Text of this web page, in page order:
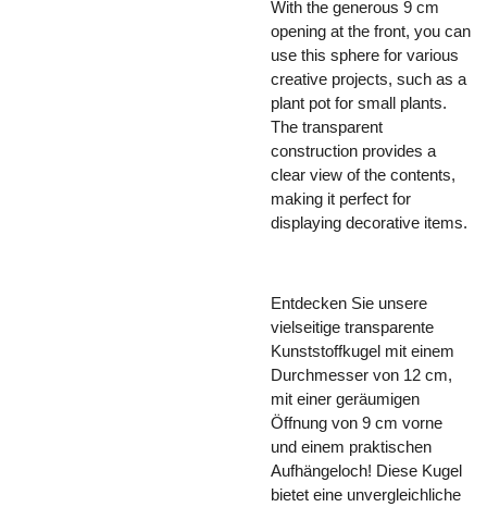
With the generous 9 cm
opening at the front, you can
use this sphere for various
creative projects, such as a
plant pot for small plants.
The transparent
construction provides a
clear view of the contents,
making it perfect for
displaying decorative items.
Entdecken Sie unsere
vielseitige transparente
Kunststoffkugel mit einem
Durchmesser von 12 cm,
mit einer geräumigen
Öffnung von 9 cm vorne
und einem praktischen
Aufhängeloch! Diese Kugel
bietet eine unvergleichliche